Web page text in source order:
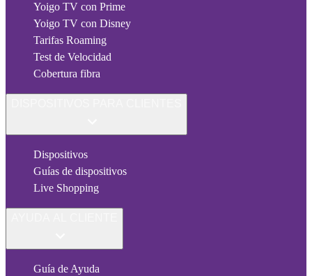
Yoigo TV con Prime
Yoigo TV con Disney
Tarifas Roaming
Test de Velocidad
Cobertura fibra
Dispositivos
Guías de dispositivos
Live Shopping
Guía de Ayuda